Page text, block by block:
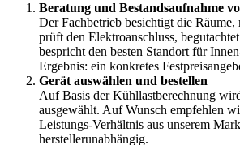
Beratung und Bestandsaufnahme
Der Fachbetrieb besichtigt die Räume,
prüft den Elektroanschluss,
bespricht den besten Standort für
Ergebnis: ein konkretes
Gerät auswählen und bestellen
Auf Basis der Kühllastberechnung
ausgewählt. Auf Wunsch empfehlen
Leistungs-Verhältnis aus unserem
herstellerunabhängig.